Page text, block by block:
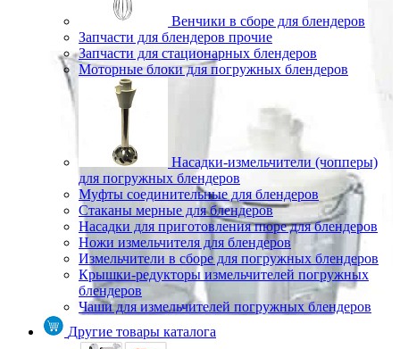
Венчики в сборе для блендеров
Запчасти для блендеров прочие
Запчасти для стационарных блендеров
Моторные блоки для погружных блендеров
Насадки-измельчители (чопперы)
для погружных блендеров
Муфты соединительные для блендеров
Стаканы мерные для блендеров
Насадки для приготовления пюре для блендеров
Ножи измельчителя для блендеров
Измельчители в сборе для погружных блендеров
Крышки-редукторы измельчителей погружных
блендеров
Чаши для измельчителей погружных блендеров
Другие товары каталога